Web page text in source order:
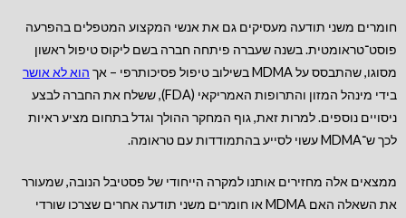
חומרים משני תודעה מעסיקים גם את אנשי המקצוע המטפלים בהפרעה
פוסט־טראומטית. בשנה שעברה פיתחה חברה בשם ליקוס טיפול ראשון
מסוגו, שהתבסס על MDMA בשילוב טיפול פסיכותרפי – אך
הוא לא אושר
בידי מינהל המזון והתרופות האמריקאי (FDA), ששלח את החברה לבצע
ניסויים נוספים. למרות זאת, גוף המחקר ההולך וגדל בתחום מציע ראיות
לכך ש־MDMA עשוי לסייע בהתמודדות עם טראומה.
ממצאים אלה מחזירים אותנו למקרה הייחודי של פסטיבל הנובה, שמעורר
את השאלה האם MDMA או חומרים משני תודעה אחרים שצרכו שורדי